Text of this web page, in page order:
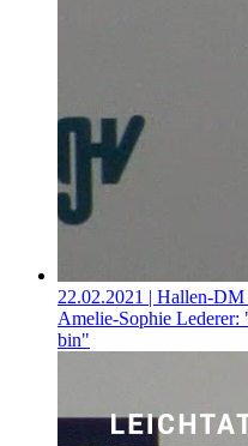
22.02.2021 | Hallen-
Amelie-Sophie Lederer:
bin"